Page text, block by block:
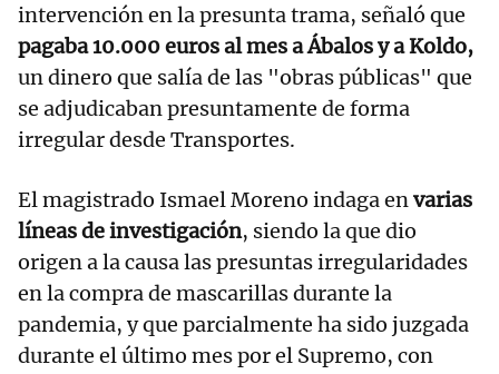
intervención en la presunta trama, señaló que
pagaba 10.000 euros al mes a Ábalos y a Koldo,
un dinero que salía de las "obras públicas" que
se adjudicaban presuntamente de forma
irregular desde Transportes.
El magistrado Ismael Moreno indaga envarias
líneas de investigación, siendo la que dio
origen a la causa las presuntas irregularidades
en la compra de mascarillas durante la
pandemia, y que parcialmente ha sido juzgada
durante el último mes por el Supremo, con